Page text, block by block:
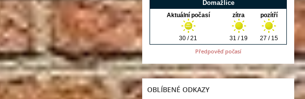
Předpověď počasí
OBLÍBENÉ ODKAZY